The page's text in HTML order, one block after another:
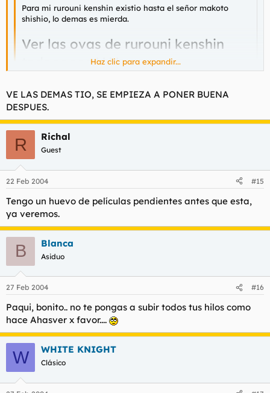
Para mi rurouni kenshin existio hasta el señor makoto
shishio, lo demas es mierda.
Ver las ovas de rurouni kenshin
todooooos ! ! ! !Haz clic para expandir...
Me aburrí soberanamente con el primero, ese que explica su
juventud y pq tiene las cicatrices de la cara.
Haz clic para expandir...
VE LAS DEMAS TIO, SE EMPIEZA A PONER BUENA
DESPUES.
R Richal
Guest
22 Feb 2004 #15
Tengo un huevo de películas pendientes antes que esta,
ya veremos.
B Blanca
Asiduo
27 Feb 2004 #16
Paqui, bonito.. no te pongas a subir todos tus hilos como
hace Ahasver x favor....
W WHITE KNIGHT
Clásico